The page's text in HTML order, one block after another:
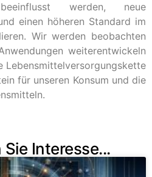
werden, neue
einen höheren Standard im
Wir werden beobachten
weiterentwickeln
Lebensmittelversorgungskette
für unseren Konsum und die
Interesse...